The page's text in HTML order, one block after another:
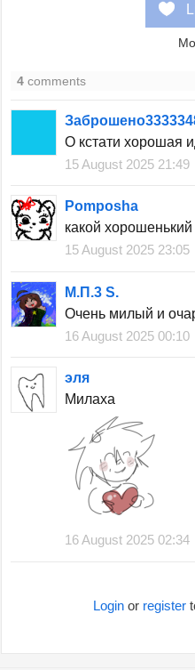
4 comments
О кстати хорошая
15 August 2025 21:49
Pomposha
какой хорошенький
15 August 2025 23:05
М.П.3 S.
Очень милый и
16 August 2025 00:10
эля
Милаха
16 August 2025 02:34
Loginor register